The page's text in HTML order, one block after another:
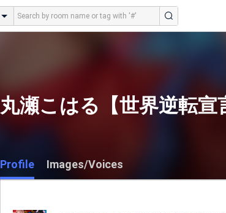
丸瀬こはる【世界逆転宣
Profile Images/Voices